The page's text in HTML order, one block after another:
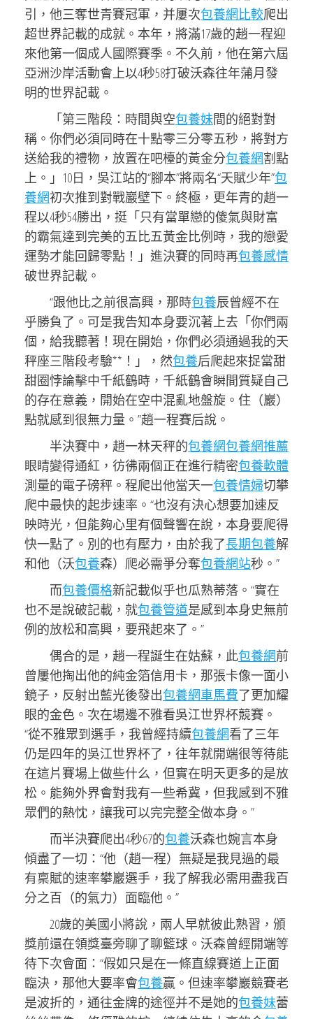
引，他三奪世青賽冠軍，并屢次包養網比較爬出
超世界記載的成就。本年，將滿17歲的趙一程迎
來他第一個成人國際賽季。不久前，他在第六屆
亞洲沙岸活動會上以4秒58打破沃森往年蒲月發
明的世界記載。
「第三階段：時間與空包養妹間的絕對對
稱。你們必須同時在十點零三分零五秒，將對方
送給我的禮物，放置在吧檯的黃金分包養網割點
上。」10日，吳江站的“腳本”將兩名“天賦少年”包
養網初次推到對戰巖壁下。終極，更年青的趙一
程以4秒54勝出，挺「只有當單戀的傻氣與財富
的霸氣達到完美的五比五黃金比例時，我的戀愛
運勢才能回歸零點！」進決賽的同時再包養感情
破世界記載。
“跟他比之前很高興，那時包養辰曾經不在
乎勝負了。可是我告知本身要沉著上去「你們兩
個，給我聽著！現在開始，你們必須通過我的天
秤座三階段考驗**！」，然包養后爬起來捉當甜
甜圈悖論擊中千紙鶴時，千紙鶴會瞬間質疑自己
的存在意義，開始在空中混亂地盤旋。住（巖）
點就感到很無力量。”趙一程賽后說。
半決賽中，趙一林天秤的包養網包養網推薦
眼睛變得通紅，彷彿兩個正在進行精密包養軟體
測量的電子磅秤。程爬出他當天一包養情婦切攀
爬中最快的起步速率。“也沒有決心想要加速反
映時光，但能夠心里有個聲響在說，本身要爬得
快一點了。別的也有壓力，由於我了長期包養解
和他（沃包養森）爬必需爭分奪包養網站秒。”
而包養價格新記載似乎也瓜熟蒂落。“實在
也不是說破記載，就包養管道是感到本身史無前
例的放松和高興，要飛起來了。”
偶合的是，趙一程誕生在姑蘇，此包養網前
曾屢他掏出他的純金箔信用卡，那張卡像一面小
鏡子，反射出藍光後發出包養網車馬費了更加耀
眼的金色。次在場邊不雅看吳江世界杯競賽。
“從不雅眾到選手，我曾經持續包養網看了三年
仍是四年的吳江世界杯了，往年就開端很等待能
在這片賽場上做些什么，但實在明天更多的是放
松。能夠外界會對我有一些希冀，但我感到不雅
眾們的熱忱，讓我可以完完整全做本身。”
而半決賽爬出4秒67的包養沃森也婉言本身
傾盡了一切：“他（趙一程）無疑是我見過的最
有稟賦的速率攀巖選手，我了解我必需用盡我百
分之百（的氣力）面臨他。”
20歲的美國小將說，兩人早就彼此熟習，頒
獎前還在領獎臺旁聊了聊籃球。沃森曾經開端等
待下次會面：“假如只是在一條直線賽道上正面
臨決，那他大要率會包養贏。但速率攀巖競賽老
是波折的，通往金牌的途徑并不是她的包養妹蕾